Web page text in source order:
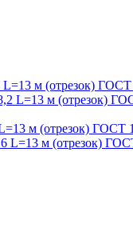
м (отрезок) ГОСТ
м (отрезок) ГОСТ